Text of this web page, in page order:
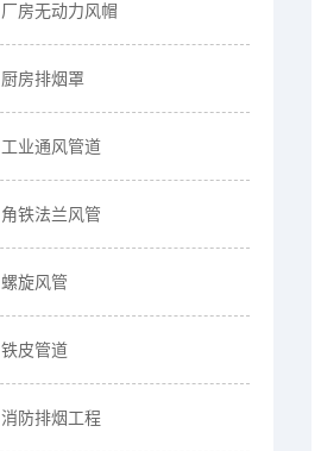
厂房无动力风帽
厨房排烟罩
工业通风管道
角铁法兰风管
螺旋风管
铁皮管道
消防排烟工程